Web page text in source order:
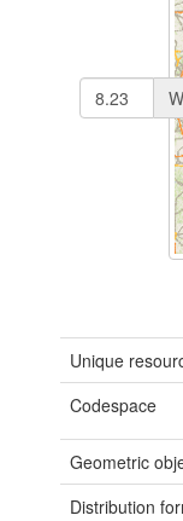
W
Unique
Codespace
Geometric
Distribution